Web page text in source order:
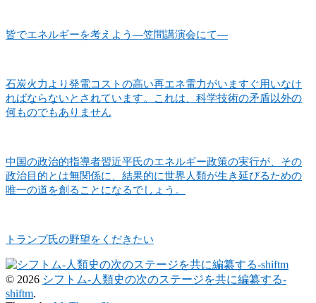
皆でエネルギーを考えよう―笠間講演会にて―
石炭火力より発電コストの高い再エネ電力がいますぐ用いなけ
ればならないとされています。これは、科学技術の矛盾以外の
何ものでもありません
中国の政治的指導者習近平氏のエネルギー政策の実行が、その
政治目的とは無関係に、結果的に世界人類が生き延びるための
唯一の道を創ることになるでしょう。
トランプ氏の野望をくだきたい
© 2026 シフトム-人類史の次のステージを共に編纂する-
shiftm.